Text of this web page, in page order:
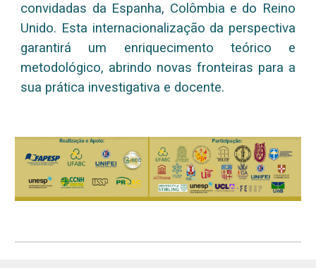
convidadas da Espanha, Colômbia e do Reino
Unido. Esta internacionalização da perspectiva
garantirá um enriquecimento teórico e
metodológico, abrindo novas fronteiras para a
sua prática investigativa e docente.